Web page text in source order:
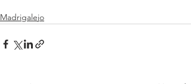
Madrigalejo